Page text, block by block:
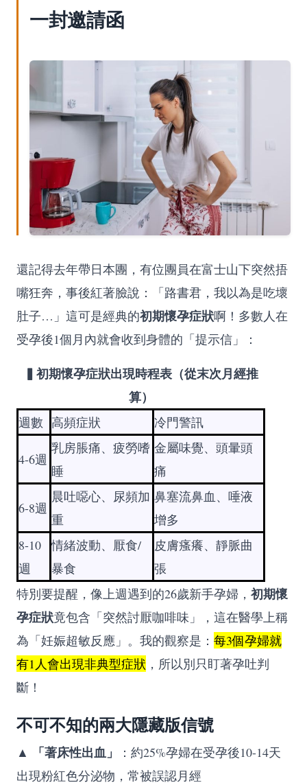
一封邀請函
還記得去年帶日本團，有位團員在富士山下突然捂
嘴狂奔，事後紅著臉說：「路書君，我以為是吃壞
肚子…」這可是經典的初期懷孕症狀啊！多數人在
受孕後1個月內就會收到身體的「提示信」：
▍初期懷孕症狀出現時程表（從末次月經推
算）
週數 高頻症狀 冷門警訊
4-6週
乳房脹痛、疲勞嗜
睡
金屬味覺、頭暈頭
痛
6-8週
晨吐噁心、尿頻加
重
鼻塞流鼻血、唾液
增多
8-10
週
情緒波動、厭食/
暴食
皮膚瘙癢、靜脈曲
張
特別要提醒，像上週遇到的26歲新手孕婦， 初期懷
孕症狀竟包含「突然討厭咖啡味」，這在醫學上稱
為「妊娠超敏反應」。我的觀察是： 每3個孕婦就
有1人會出現非典型症狀 ，所以別只盯著孕吐判
斷！
不可不知的兩大隱藏版信號
▲ 「著床性出血」
：約25%孕婦在受孕後10-14天
出現粉紅色分泌物，常被誤認月經